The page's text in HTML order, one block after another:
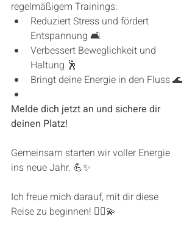
regelmäßigem Trainings:
Reduziert Stress und fördert
Entspannung 🛋
Verbessert Beweglichkeit und
Haltung 🕺
Bringt deine Energie in den Fluss 🌊
Melde dich jetzt an und sichere dir
deinen Platz!
Gemeinsam starten wir voller Energie
ins neue Jahr. 💪✨
Ich freue mich darauf, mit dir diese
Reise zu beginnen! 🧘‍♂️💫